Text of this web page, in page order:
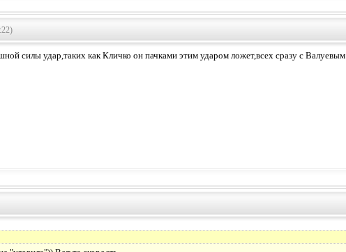
силы удар,таких как Кличко он пачками этим ударом ложет,всех сразу с Валуевым